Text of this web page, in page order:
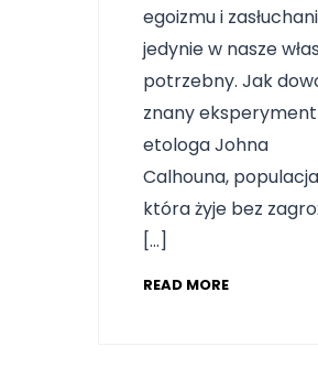
egoizmu i
jedynie w nasze
potrzebny. Jak
znany eksperyment
etologa Johna
Calhouna,
która żyje bez
[…]
READ MORE